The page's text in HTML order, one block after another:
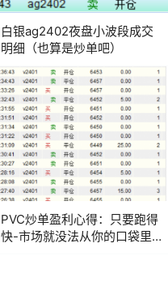
白银ag2402夜盘小波段成交
明细（也算是炒单吧）
PVC炒单盈利心得：只要跑得
快-市场就没法从你的口袋里